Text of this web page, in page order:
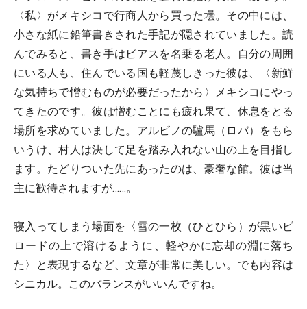
〈私〉がメキシコで行商人から買った壜。その中には、
小さな紙に鉛筆書きされた手記が隠されていました。読
んでみると、書き手はビアスを名乗る老人。自分の周囲
にいる人も、住んでいる国も軽蔑しきった彼は、〈新鮮
な気持ちで憎むものが必要だったから〉メキシコにやっ
てきたのです。彼は憎むことにも疲れ果て、休息をとる
場所を求めていました。アルビノの驢馬（ロバ）をもら
いうけ、村人は決して足を踏み入れない山の上を目指し
ます。たどりついた先にあったのは、豪奢な館。彼は当
主に歓待されますが……。
寝入ってしまう場面を〈雪の一枚（ひとひら）が黒いビ
ロードの上で溶けるように、軽やかに忘却の淵に落ち
た〉と表現するなど、文章が非常に美しい。でも内容は
シニカル。このバランスがいいんですね。